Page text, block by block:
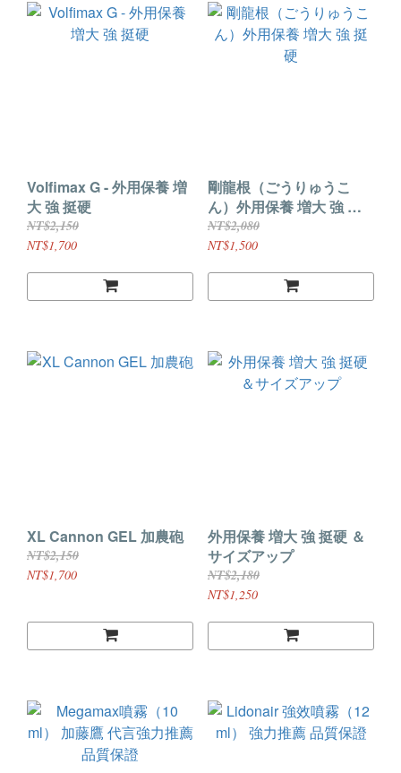
Volfimax G - 外用保養 増
大 強 挺硬
NT$2,150
NT$1,700
剛龍根（ごうりゅうこ
ん）外用保養 増大 強 挺
硬
NT$2,080
NT$1,500
XL Cannon GEL 加農砲
NT$2,150
NT$1,700
外用保養 増大 強 挺硬 ＆
サイズアップ
NT$2,180
NT$1,250